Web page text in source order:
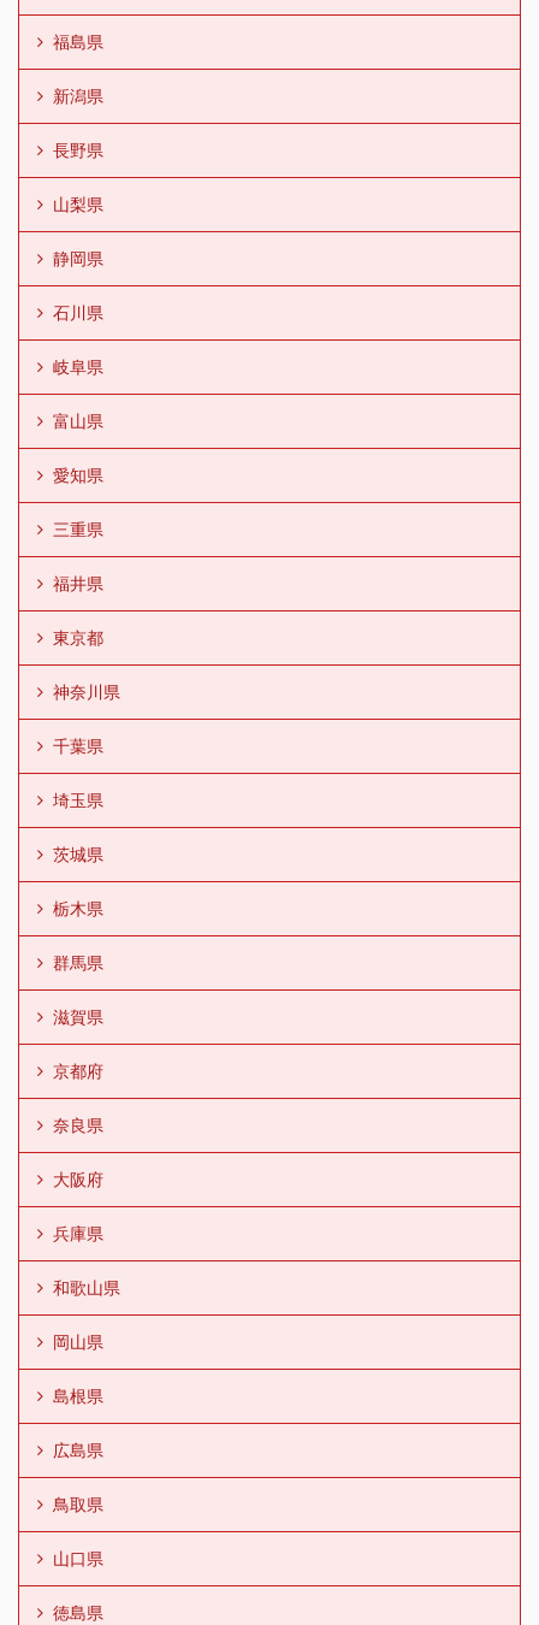
福島県
新潟県
長野県
山梨県
静岡県
石川県
岐阜県
富山県
愛知県
三重県
福井県
東京都
神奈川県
千葉県
埼玉県
茨城県
栃木県
群馬県
滋賀県
京都府
奈良県
大阪府
兵庫県
和歌山県
岡山県
島根県
広島県
鳥取県
山口県
徳島県